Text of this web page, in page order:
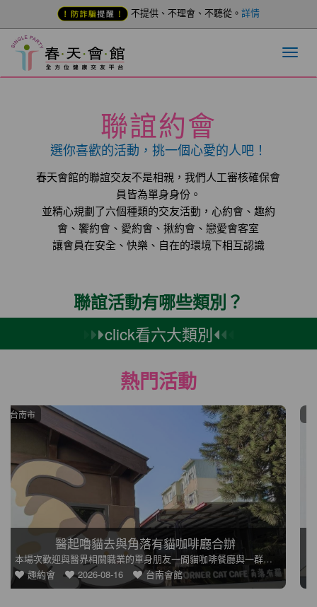
不提供、不理會、不聽從。 詳情
聯誼約會
選你喜歡的活動，挑一個心愛的人吧！
春天會館的聯誼交友不是相親，我們人工審核確保會
員皆為單身身份。
並精心規劃了六個種類的交友活動，心約會、趣約
會、饗約會、愛約會、揪約會、戀愛會客室
讓會員在安全、快樂、自在的環境下相互認識
聯誼活動有哪些類別？
click看六大類別
熱門活動
紳士穿搭：GoldenAge
🎩【紳士穿搭：GoldenAge形象改造】從穿搭提升個人質感
趣約會
2026-08-22 台中會館
台中市